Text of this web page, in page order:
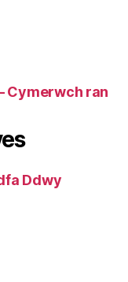
Cymerwch ran
Ddwy